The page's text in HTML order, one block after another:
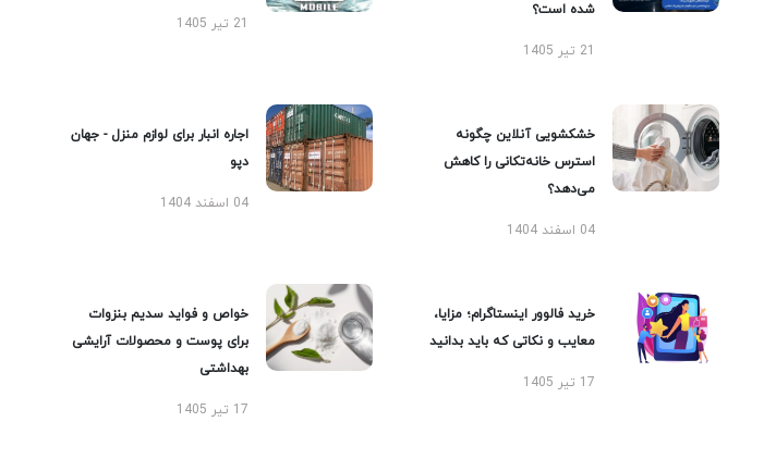
شده است؟
21 تیر 1405
21 تیر 1405
خشکشویی آنلاین چگونه
استرس خانه‌تکانی را کاهش
می‌دهد؟
04 اسفند 1404
اجاره انبار برای لوازم منزل - جهان
دپو
04 اسفند 1404
خرید فالوور اینستاگرام؛ مزایا،
معایب و نکاتی که باید بدانید
17 تیر 1405
خواص و فواید سدیم بنزوات
برای پوست و محصولات آرایشی
بهداشتی
17 تیر 1405